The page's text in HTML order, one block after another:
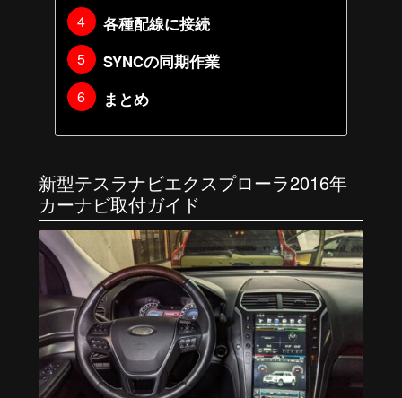
各種配線に接続
SYNCの同期作業
まとめ
新型テスラナビエクスプローラ2016年
カーナビ取付ガイド